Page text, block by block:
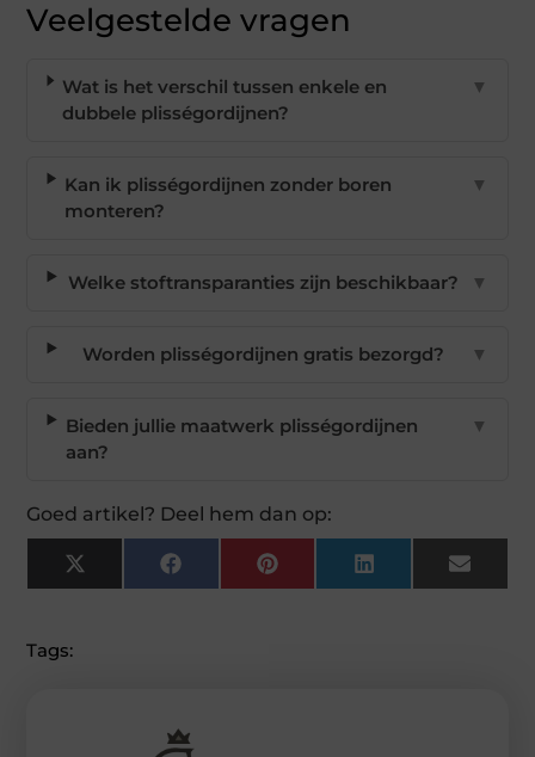
Veelgestelde vragen
Wat is het verschil tussen enkele en
dubbele plisségordijnen?
▼
Kan ik plisségordijnen zonder boren
monteren?
▼
Welke stoftransparanties zijn beschikbaar? ▼
Worden plisségordijnen gratis bezorgd? ▼
Bieden jullie maatwerk plisségordijnen
aan?
▼
Goed artikel? Deel hem dan op:
X
(Twitter)
FacebookPinterest LinkedIn Email
Tags: